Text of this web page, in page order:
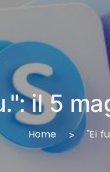
il 5
Home "Ei